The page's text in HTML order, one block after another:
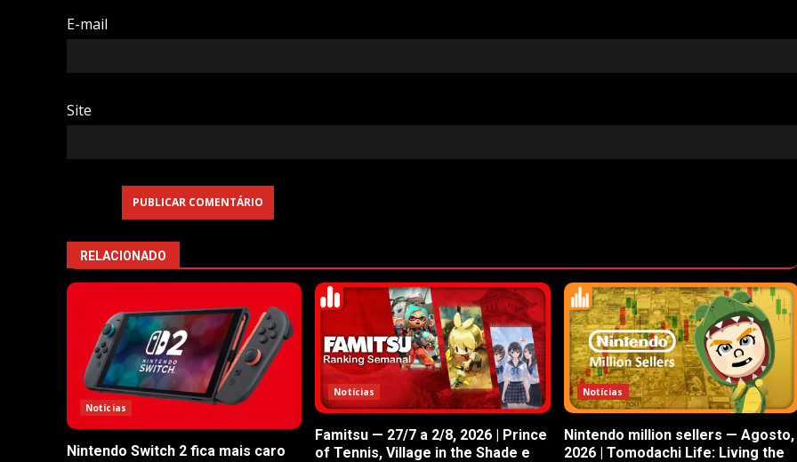
E-mail
Site
RELACIONADO
Notícias
Nintendo Switch 2 fica mais caro
Notícias
Famitsu — 27/7 a 2/8, 2026 | Prince
of Tennis, Village in the Shade e
Notícias
Nintendo million sellers — Agosto,
2026 | Tomodachi Life: Living the